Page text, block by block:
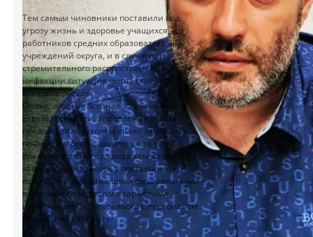
Тем самым чиновники поставили под
угрозу жизнь и здоровье учащихся, и
работников средних образовательных
учреждений округа, и в случае
стремительного распространения
инфекции ситуация могла стать не
контролируемой.
Позже, видимо осознав, степень и риск
ответственности, Управление все же
предоставило школам право заключать
прямые договора, однако уже к тому
времени в связи с ажиотажем данных
товаров не оказалось у поставщиков. И
если бы не закрытие школ федеральными
властями, то массового заражения
школьников Первоуральска с персоналом
было бы не избежать!